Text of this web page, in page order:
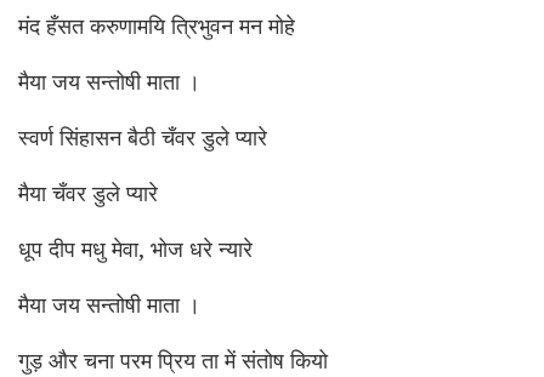
मंद हँसत करुणामयि त्रिभुवन मन मोहे
मैया जय सन्तोषी माता ।
स्वर्ण सिंहासन बैठी चँवर डुले प्यारे
मैया चँवर डुले प्यारे
धूप दीप मधु मेवा, भोज धरे न्यारे
मैया जय सन्तोषी माता ।
गुड़ और चना परम प्रिय ता में संतोष कियो